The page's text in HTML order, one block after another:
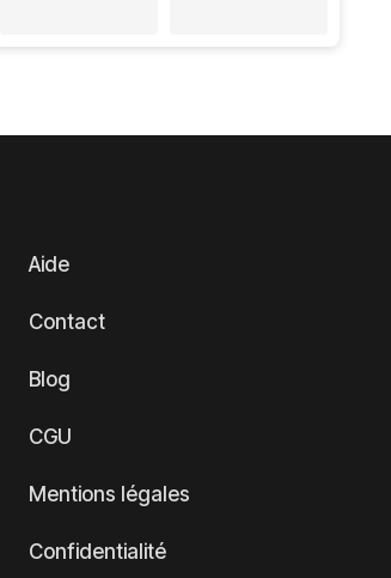
Aide
Contact
Blog
CGU
Mentions légales
Confidentialité